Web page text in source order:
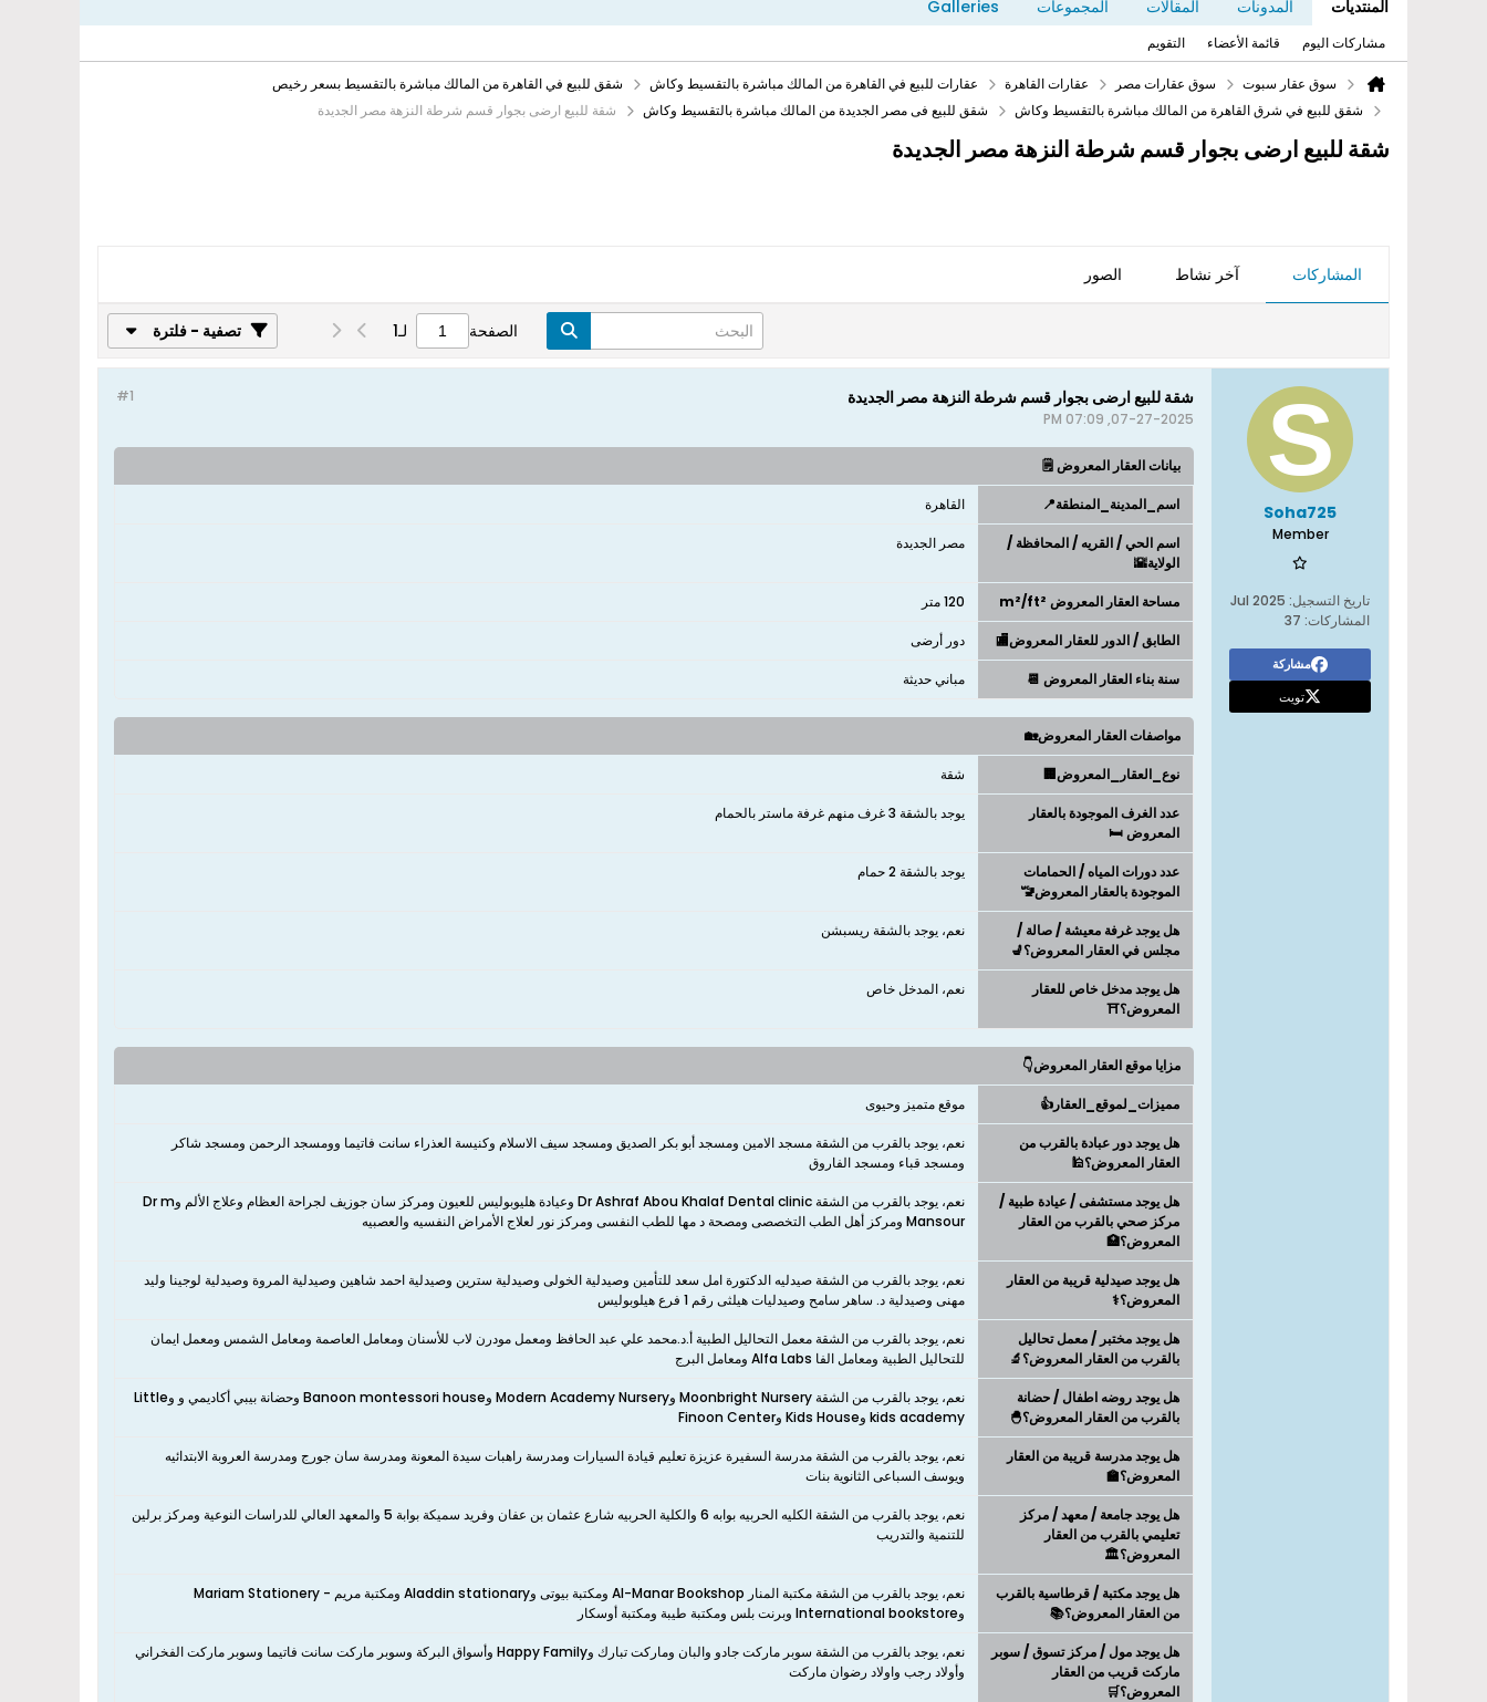
المنتديات المدونات المقالات المجموعات Galleries
مشاركات اليوم قائمة الأعضاء التقويم
سوق عقار سبوت سوق عقارات مصر عقارات القاهرة عقارات للبيع في القاهرة من المالك مباشرة بالتقسيط وكاش
شقق للبيع في القاهرة من المالك مباشرة بالتقسيط بسعر رخيص
شقق للبيع في شرق القاهرة من المالك مباشرة بالتقسيط وكاش
شقق للبيع فى مصر الجديدة من المالك مباشرة بالتقسيط وكاش شقة للبيع ارضى بجوار قسم شرطة النزهة مصر الجديدة
شقة للبيع ارضى بجوار قسم شرطة النزهة مصر الجديدة
المشاركات آخر نشاط الصور
الصفحة لـ1 تصفية - فلترة
Soha725
Member
تاريخ التسجيل: Jul 2025
المشاركات: 37
مشاركة
تويت
#1 شقة للبيع ارضى بجوار قسم شرطة النزهة مصر الجديدة
07-27-2025, 07:09 PM
بيانات العقار المعروض 🗒️
اسم_المدينة_المنطقة📍 القاهرة
اسم الحي / القريه / المحافظة /
الولاية🌇
مصر الجديدة
مساحة العقار المعروض m²/ft² 120 متر
الطابق / الدور للعقار المعروض🏬 دور أرضى
سنة بناء العقار المعروض 📆 مباني حديثة
مواصفات العقار المعروض🏡
نوع_العقار_المعروض🏢 شقة
عدد الغرف الموجودة بالعقار
المعروض 🛏️
يوجد بالشقة 3 غرف منهم غرفة ماستر بالحمام
عدد دورات المياه / الحمامات
الموجودة بالعقار المعروض🚾
يوجد بالشقة 2 حمام
هل يوجد غرفة معيشة / صالة /
مجلس في العقار المعروض؟💺
نعم، يوجد بالشقة ريسبشن
هل يوجد مدخل خاص للعقار
المعروض؟⛩️
نعم، المدخل خاص
مزايا موقع العقار المعروض👇
مميزات_لموقع_العقار👍 موقع متميز وحيوى
هل يوجد دور عبادة بالقرب من
العقار المعروض؟🕌
نعم، يوجد بالقرب من الشقة مسجد الامين ومسجد أبو بكر الصديق ومسجد سيف الاسلام وكنيسة العذراء سانت فاتيما وومسجد الرحمن ومسجد شاكر
ومسجد قباء ومسجد الفاروق
هل يوجد مستشفى / عيادة طبية /
مركز صحي بالقرب من العقار
المعروض؟🏥
نعم، يوجد بالقرب من الشقة Dr Ashraf Abou Khalaf Dental clinic وعيادة هليوبوليس للعيون ومركز سان جوزيف لجراحة العظام وعلاج الألم وDr m
Mansour ومركز أهل الطب التخصصى ومصحة د مها للطب النفسى ومركز نور لعلاج الأمراض النفسيه والعصبيه
هل يوجد صيدلية قريبة من العقار
المعروض؟⚕️
نعم، يوجد بالقرب من الشقة صيدليه الدكتورة امل سعد للتأمين وصيدلية الخولى وصيدلية سترين وصيدلية احمد شاهين وصيدلية المروة وصيدلية لوجينا وليد
مهنى وصيدلية د. ساهر سامح وصيدليات هيلثى رقم 1 فرع هيلوبوليس
هل يوجد مختبر / معمل تحاليل
بالقرب من العقار المعروض؟🔬
نعم، يوجد بالقرب من الشقة معمل التحاليل الطبية أ.د.محمد علي عبد الحافظ ومعمل مودرن لاب للأسنان ومعامل العاصمة ومعامل الشمس ومعمل ايمان
للتحاليل الطبية ومعامل الفا Alfa Labs ومعامل البرج
هل يوجد روضه اطفال / حضانة
بالقرب من العقار المعروض؟🐣
نعم، يوجد بالقرب من الشقة Moonbright Nursery وModern Academy Nursery وBanoon montessori house وحضانة بيبي أكاديمي و وLittle
kids academy وKids House وFinoon Center
هل يوجد مدرسة قريبة من العقار
المعروض؟🏫
نعم، يوجد بالقرب من الشقة مدرسة السفيرة عزيزة تعليم قيادة السيارات ومدرسة راهبات سيدة المعونة ومدرسة سان جورج ومدرسة العروبة الابتدائيه
ويوسف السباعى الثانوية بنات
هل يوجد جامعة / معهد / مركز
تعليمي بالقرب من العقار
المعروض؟🏛️
نعم، يوجد بالقرب من الشقة الكليه الحربيه بوابه 6 والكلية الحربيه شارع عثمان بن عفان وفريد سميكة بوابة 5 والمعهد العالي للدراسات النوعية ومركز برلين
للتنمية والتدريب
هل يوجد مكتبة / قرطاسية بالقرب
من العقار المعروض؟📚
نعم، يوجد بالقرب من الشقة مكتبة المنار Al-Manar Bookshop ومكتبة بيوتى وAladdin stationary ومكتبة مريم - Mariam Stationery
وInternational bookstore وبرنت بلس ومكتبة طيبة ومكتبة أوسكار
هل يوجد مول / مركز تسوق / سوبر
ماركت قريب من العقار
المعروض؟🛒
نعم، يوجد بالقرب من الشقة سوبر ماركت جادو والبان وماركت تبارك وHappy Family وأسواق البركة وسوبر ماركت سانت فاتيما وسوبر ماركت الفخراني
وأولاد رجب واولاد رضوان ماركت